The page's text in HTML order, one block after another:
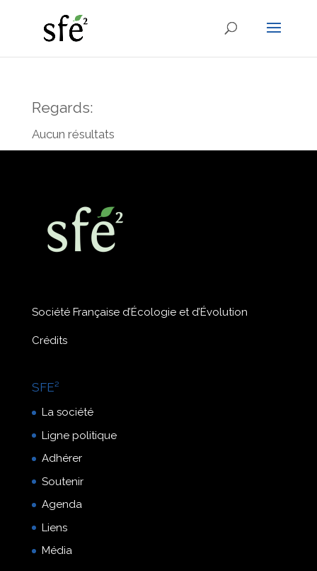
Regards:
Aucun résultats
Société Française d’Écologie et d’Évolution
Crédits
SFE²
La société
Ligne politique
Adhérer
Soutenir
Agenda
Liens
Média